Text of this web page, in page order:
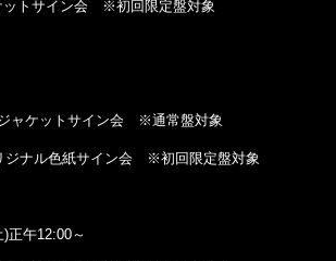
ットサイン会 ※初回限定盤対象
ャケットサイン会 ※通常盤対象
ジナル色紙サイン会 ※初回限定盤対象
)正午12:00～